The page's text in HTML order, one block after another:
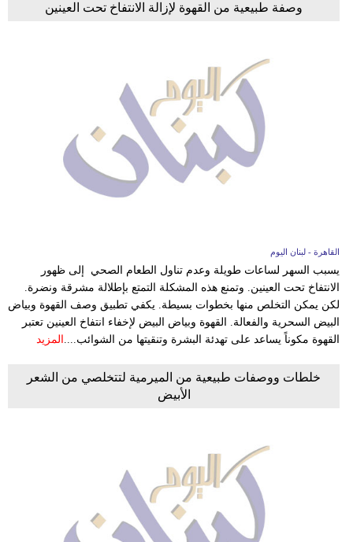
وصفة طبيعية من القهوة لإزالة الانتفاخ تحت العينين
القاهرة - لبنان اليوم
يسبب السهر لساعات طويلة وعدم تناول الطعام الصحي إلى ظهور
الانتفاخ تحت العينين. وتمنع هذه المشكلة التمتع بإطلالة مشرقة ونضرة.
لكن يمكن التخلص منها بخطوات بسيطة. يكفي تطبيق وصف القهوة وبياض
البيض السحرية والفعالة. القهوة وبياض البيض لإخفاء انتفاخ العينين تعتبر
القهوة مكوناً يساعد على تهدئة البشرة وتنقيتها من الشوائب.... المزيد
خلطات ووصفات طبيعية من الميرمية لتتخلصي من الشعر
الأبيض